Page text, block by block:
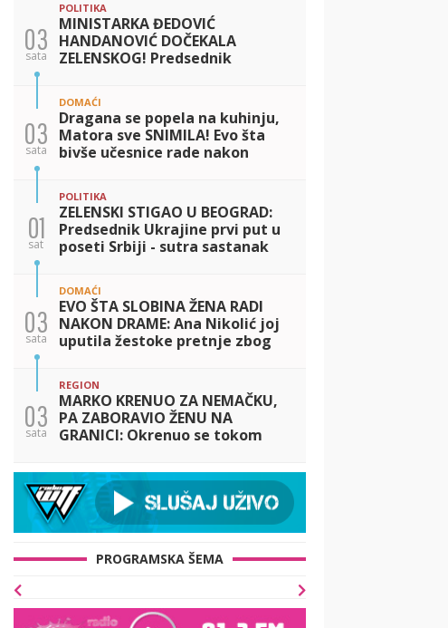
03
sata
POLITIKA
MINISTARKA ĐEDOVIĆ
HANDANOVIĆ DOČEKALA
ZELENSKOG! Predsednik
dolasku u Beograd - evo o
čemu će razgovarati s Vučićem
03
sata
DOMAĆI
Dragana se popela na kuhinju,
Matora sve SNIMILA! Evo šta
bivše učesnice rade nakon
01
sat
POLITIKA
ZELENSKI STIGAO U BEOGRAD:
Predsednik Ukrajine prvi put u
poseti Srbiji - sutra sastanak
03
sata
DOMAĆI
EVO ŠTA SLOBINA ŽENA RADI
NAKON DRAME: Ana Nikolić joj
uputila žestoke pretnje zbog
03
sata
REGION
MARKO KRENUO ZA NEMAČKU,
PA ZABORAVIO ŽENU NA
GRANICI: Okrenuo se tokom
doživela šok života, evo ŠTA
MU JE REKLA kad ga je
PROGRAMSKA ŠEMA